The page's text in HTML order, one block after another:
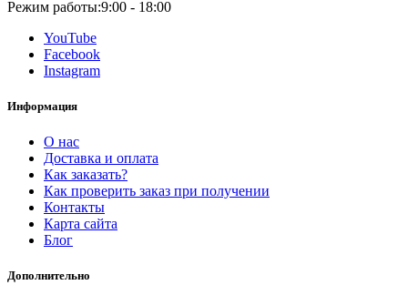
Режим работы:9:00 - 18:00
YouTube
Facebook
Instagram
Информация
О нас
Доставка и оплата
Как заказать?
Как проверить заказ при получении
Контакты
Карта сайта
Блог
Дополнительно